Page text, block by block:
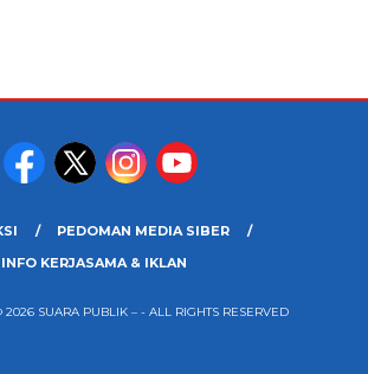
PEDOMAN MEDIA SIBER
INFO KERJASAMA & IKLAN
2026 SUARA PUBLIK – - ALL RIGHTS RESERVED